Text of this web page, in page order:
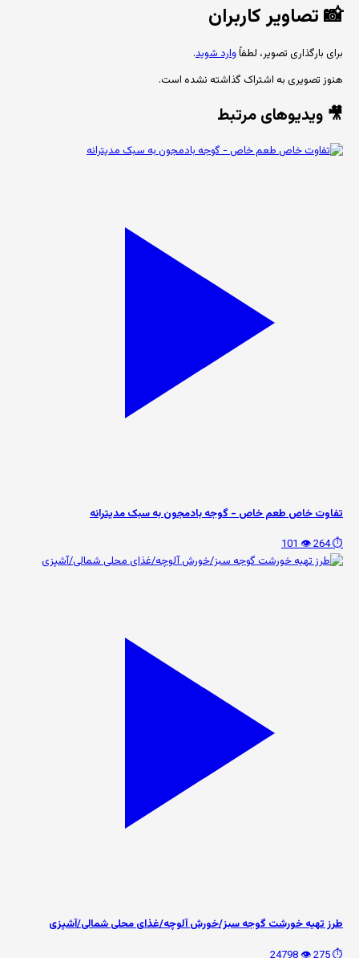
📸تصاویر کاربران
برای بارگذاری تصویر، لطفاًوارد شوید.
هنوز تصویری به اشتراک گذاشته نشده است.
🎥 ویدیوهای مرتبط
تفاوت خاص طعم خاص - گوجه بادمجون به سبک مدیترانه
⏱️ 264
👁️ 101
طرز تهیه خورشت گوجه سبز/خورش آلوچه/غذای محلی شمالی/آشپزی